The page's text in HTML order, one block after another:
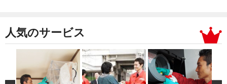
人気のサービス